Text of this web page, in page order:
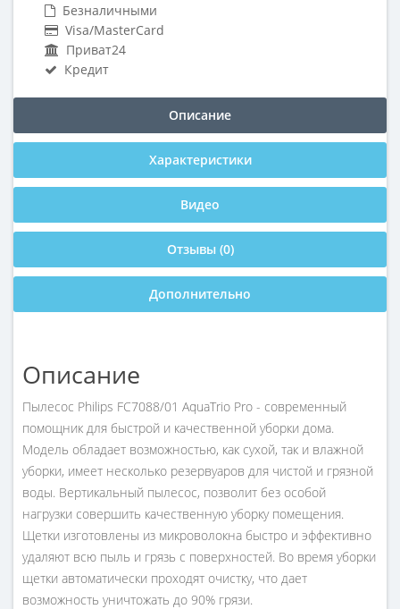
Безналичными
Visa/MasterCard
Приват24
Кредит
Описание
Характеристики
Видео
Отзывы (0)
Дополнительно
Описание
Пылесос Philips FC7088/01 AquaTrio Pro - современный
помощник для быстрой и качественной уборки дома.
Модель обладает возможностью, как сухой, так и влажной
уборки, имеет несколько резервуаров для чистой и грязной
воды. Вертикальный пылесос, позволит без особой
нагрузки совершить качественную уборку помещения.
Щетки изготовлены из микроволокна быстро и эффективно
удаляют всю пыль и грязь с поверхностей. Во время уборки
щетки автоматически проходят очистку, что дает
возможность уничтожать до 90% грязи.